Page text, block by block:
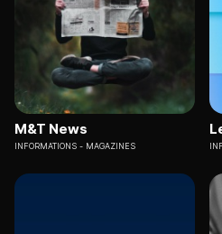
M&T News
INFORMATIONS MAGAZINES